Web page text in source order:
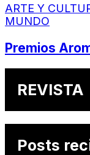
ARTE Y
MUNDO
Premios
REVISTA
Posts